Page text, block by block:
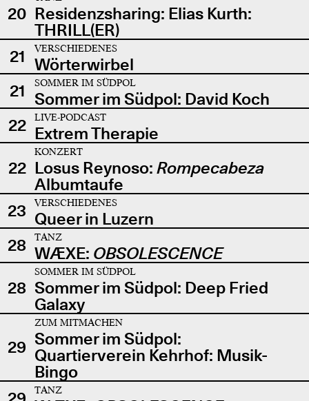
20 Residenzsharing: Elias Kurth:
THRILL(ER)
21
VERSCHIEDENES
Wörterwirbel
21
SOMMER IM SÜDPOL
Sommer im Südpol: David Koch
22
LIVE-PODCAST
Extrem Therapie
22
KONZERT
Losus Reynoso: Rompecabeza
Albumtaufe
23
VERSCHIEDENES
Queer in Luzern
28
TANZ
WÆXE: OBSOLESCENCE
28
SOMMER IM SÜDPOL
Sommer im Südpol: Deep Fried
Galaxy
29
ZUM MITMACHEN
Sommer im Südpol:
Quartierverein Kehrhof: Musik-
Bingo
TANZ